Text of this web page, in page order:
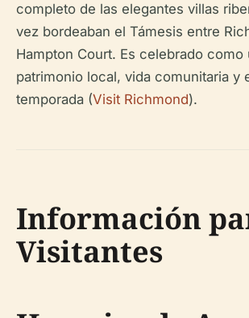
completo de las elegantes villas
vez bordeaban el Támesis entre
Hampton Court. Es celebrado como
patrimonio local, vida comunitaria y
temporada (Visit Richmond).
Información
Visitantes